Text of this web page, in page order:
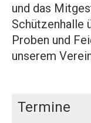
und das
Schützenhalle
Proben und
unserem
Termine